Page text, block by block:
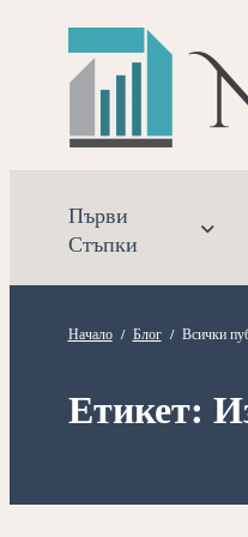
Прескочете
съдържанието
Първи
Стъпки
Начало / Блог / Всички
Етикет: